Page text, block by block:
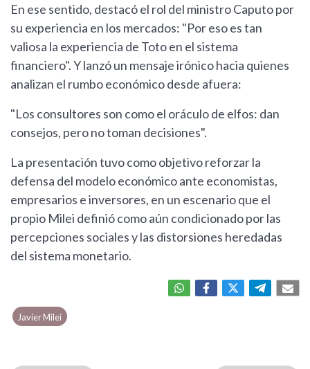
En ese sentido, destacó el rol del ministro Caputo por
su experiencia en los mercados: "Por eso es tan
valiosa la experiencia de Toto en el sistema
financiero". Y lanzó un mensaje irónico hacia quienes
analizan el rumbo económico desde afuera:
"Los consultores son como el oráculo de elfos: dan
consejos, pero no toman decisiones".
La presentación tuvo como objetivo reforzar la
defensa del modelo económico ante economistas,
empresarios e inversores, en un escenario que el
propio Milei definió como aún condicionado por las
percepciones sociales y las distorsiones heredadas
del sistema monetario.
Javier Milei